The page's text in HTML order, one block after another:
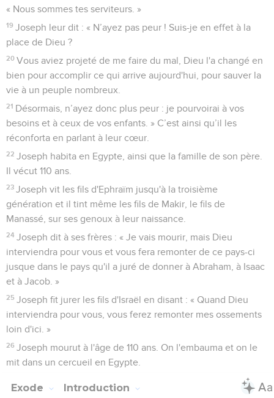
« Nous sommes tes serviteurs. »
19 Joseph leur dit : « N’ayez pas peur ! Suis-je en effet à la
place de Dieu ?
20 Vous aviez projeté de me faire du mal, Dieu l'a changé en
bien pour accomplir ce qui arrive aujourd'hui, pour sauver la
vie à un peuple nombreux.
21 Désormais, n’ayez donc plus peur : je pourvoirai à vos
besoins et à ceux de vos enfants. » C’est ainsi qu’il les
réconforta en parlant à leur cœur.
22 Joseph habita en Egypte, ainsi que la famille de son père.
Il vécut 110 ans.
23 Joseph vit les fils d'Ephraïm jusqu'à la troisième
génération et il tint même les fils de Makir, le fils de
Manassé, sur ses genoux à leur naissance.
24 Joseph dit à ses frères : « Je vais mourir, mais Dieu
interviendra pour vous et vous fera remonter de ce pays-ci
jusque dans le pays qu'il a juré de donner à Abraham, à Isaac
et à Jacob. »
25 Joseph fit jurer les fils d'Israël en disant : « Quand Dieu
interviendra pour vous, vous ferez remonter mes ossements
loin d'ici. »
26 Joseph mourut à l'âge de 110 ans. On l'embauma et on le
mit dans un cercueil en Egypte.
Exode Introduction